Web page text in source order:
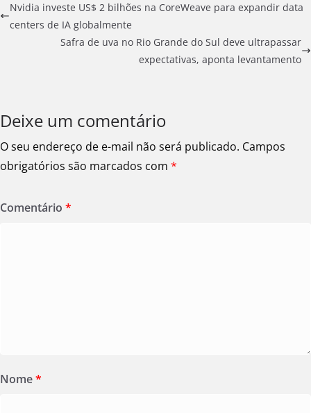
Nvidia investe US$ 2 bilhões na CoreWeave para expandir data
centers de IA globalmente
Safra de uva no Rio Grande do Sul deve ultrapassar
expectativas, aponta levantamento
Deixe um comentário
O seu endereço de e-mail não será publicado. Campos
obrigatórios são marcados com *
Comentário *
Nome*